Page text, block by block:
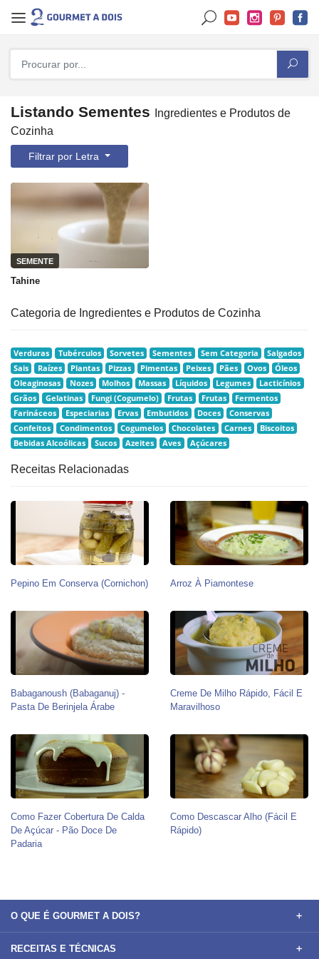
Listando Sementes
Ingredientes e Produtos de
Cozinha
Filtrar por Letra
SEMENTE
Tahine
Categoria de Ingredientes e Produtos de Cozinha
Verduras Tubérculos Sorvetes Sementes Sem Categoria
Salgados
Sais
Raízes Plantas Pizzas Pimentas Peixes Pães Ovos
Óleos
Oleaginosas
Nozes Molhos Massas Líquidos Legumes
Lacticínios
Grãos
Gelatinas Fungi (Cogumelo) Frutas Frutas
Fermentos
Farináceos
Especiarias Ervas Embutidos Doces
Conservas
Confeitos
Condimentos Cogumelos Chocolates Carnes
Biscoitos
Bebidas Alcoólicas
Sucos Azeites Aves Açúcares
Receitas Relacionadas
Pepino Em Conserva (Cornichon) Arroz À Piamontese
Babaganoush (babaganuj) -
Pasta De Berinjela Árabe
Creme De Milho Rápido, Fácil E
Maravilhoso
Como Fazer Cobertura De Calda
De Açúcar - Pão Doce De
Padaria
Como Descascar Alho (Fácil E
Rápido)
O QUE É GOURMET A DOIS?
RECEITAS E TÉCNICAS